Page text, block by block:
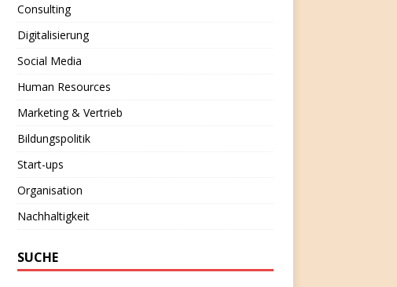
Consulting
Digitalisierung
Social Media
Human Resources
Marketing & Vertrieb
Bildungspolitik
Start-ups
Organisation
Nachhaltigkeit
SUCHE